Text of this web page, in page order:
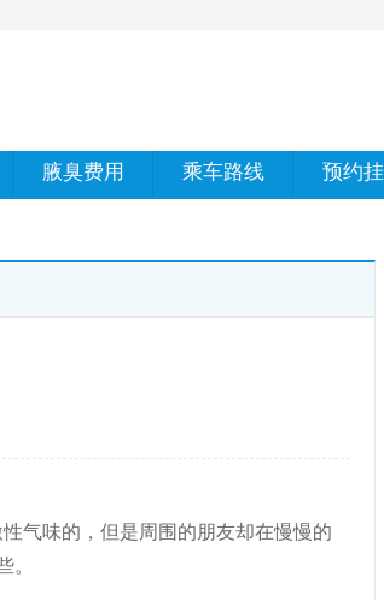
腋臭费用 乘车路线 预约
气味的，但是周围的朋友却在慢慢的
。